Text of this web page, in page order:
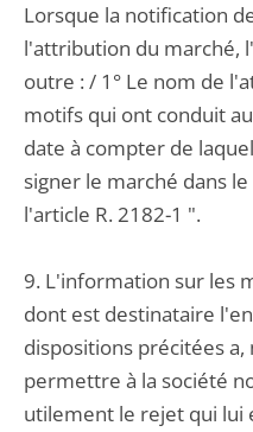
Lorsque la notification
l'attribution du marché,
outre : / 1° Le nom de
motifs qui ont conduit
date à compter de
signer le marché dans
l'article R. 2182-1 ".
9. L'information sur les
dont est destinataire
dispositions précitées
permettre à la société
utilement le rejet qui lui